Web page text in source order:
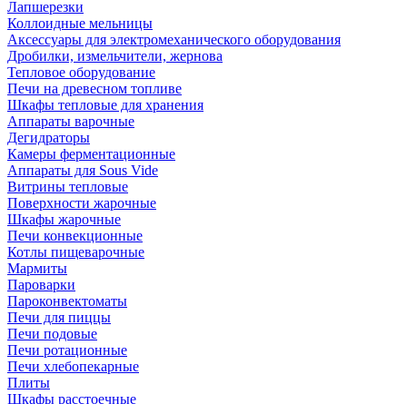
Лапшерезки
Коллоидные мельницы
Аксессуары для электромеханического оборудования
Дробилки, измельчители, жернова
Тепловое оборудование
Печи на древесном топливе
Шкафы тепловые для хранения
Аппараты варочные
Дегидраторы
Камеры ферментационные
Аппараты для Sous Vide
Витрины тепловые
Поверхности жарочные
Шкафы жарочные
Печи конвекционные
Котлы пищеварочные
Мармиты
Пароварки
Пароконвектоматы
Печи для пиццы
Печи подовые
Печи ротационные
Печи хлебопекарные
Плиты
Шкафы расстоечные